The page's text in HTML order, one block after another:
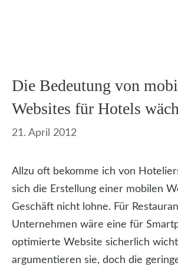
Die Bedeutung von
Websites für Hotels
21. April 2012
Allzu oft bekomme ich von
sich die Erstellung einer mobilen
Geschäft nicht lohne. Für
Unternehmen wäre eine für
optimierte Website sicherlich
argumentieren sie, doch die